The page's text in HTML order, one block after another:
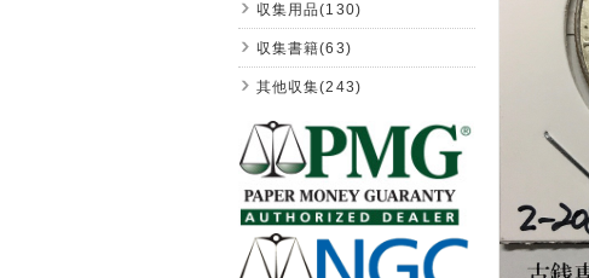
収集用品(130)
収集書籍(63)
其他収集(243)